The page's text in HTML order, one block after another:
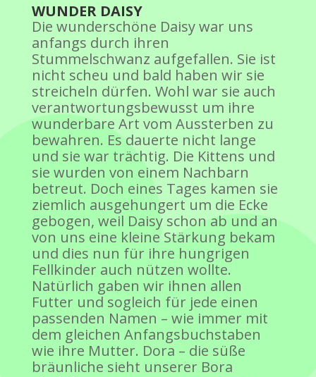
WUNDER DAISY
Die wunderschöne Daisy war uns
anfangs durch ihren
Stummelschwanz aufgefallen. Sie ist
nicht scheu und bald haben wir sie
streicheln dürfen. Wohl war sie auch
verantwortungsbewusst um ihre
wunderbare Art vom Aussterben zu
bewahren. Es dauerte nicht lange
und sie war trächtig. Die Kittens und
sie wurden von einem Nachbarn
betreut. Doch eines Tages kamen sie
ziemlich ausgehungert um die Ecke
gebogen, weil Daisy schon ab und an
von uns eine kleine Stärkung bekam
und dies nun für ihre hungrigen
Fellkinder auch nützen wollte.
Natürlich gaben wir ihnen allen
Futter und sogleich für jede einen
passenden Namen – wie immer mit
dem gleichen Anfangsbuchstaben
wie ihre Mutter. Dora – die süße
bräunliche sieht unserer Bora